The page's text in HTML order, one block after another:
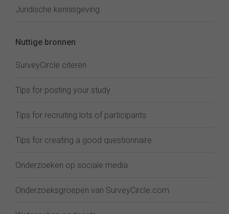
Juridische kennisgeving
Nuttige bronnen
SurveyCircle citeren
Tips for posting your study
Tips for recruiting lots of participants
Tips for creating a good questionnaire
Onderzoeken op sociale media
Onderzoeksgroepen van SurveyCircle.com